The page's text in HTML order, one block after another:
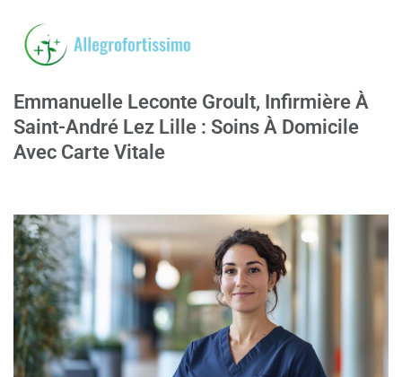
Emmanuelle Leconte Groult, Infirmière À
Saint-André Lez Lille : Soins À Domicile
Avec Carte Vitale